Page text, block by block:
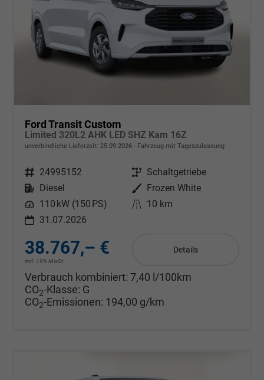
Ford Transit Custom
Limited 320L2 AHK LED SHZ Kam 16Z
unverbindliche Lieferzeit: 25.09.2026 Fahrzeug mit Tageszulassung
Fahrzeugnr. 24995152 Getriebe Schaltgetriebe
Kraftstoff
Diesel Außenfarbe
Frozen White
Leistung 110 kW (150 PS) Kilometerstand 10 km
31.07.2026
38.767,– €
incl. 19% MwSt.
Details
Verbrauch kombiniert: 7,40 l/100km
CO2-Klasse: G
CO2-Emissionen: 194,00 g/km